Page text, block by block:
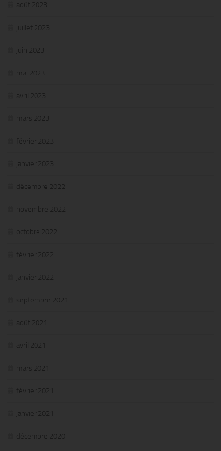
août 2023
juillet 2023
juin 2023
mai 2023
avril 2023
mars 2023
février 2023
janvier 2023
décembre 2022
novembre 2022
octobre 2022
février 2022
janvier 2022
septembre 2021
août 2021
avril 2021
mars 2021
février 2021
janvier 2021
décembre 2020